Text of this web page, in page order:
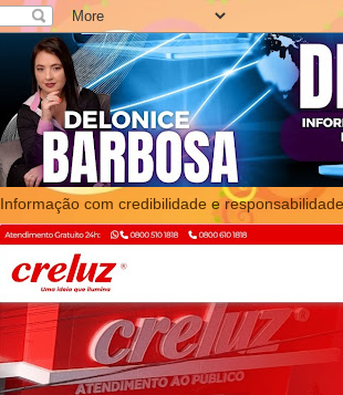
Informação com credibilidade e